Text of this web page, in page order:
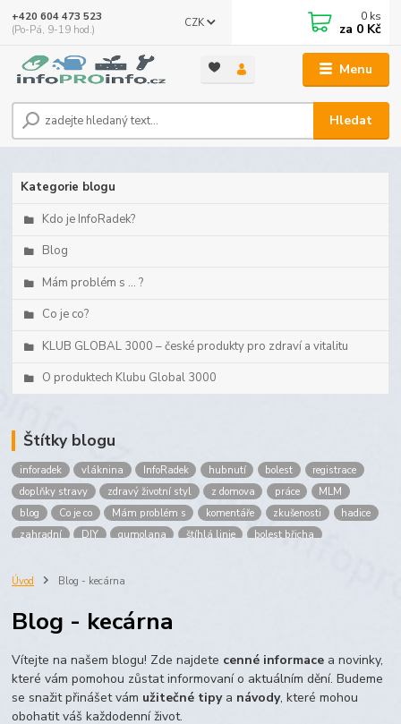
Menu
CZK
Hledat
+420 604 473 523
(Po-Pá, 9-19 hod.)
0 ks
za 0 Kč
Kategorie blogu
Kdo je InfoRadek?
Blog
Mám problém s ... ?
Co je co?
KLUB GLOBAL 3000 – české produkty pro zdraví a vitalitu
O produktech Klubu Global 3000
Štítky blogu
inforadek vláknina InfoRadek hubnutí bolest
registrace
doplňky stravy
zdravý životní styl z domova práce
MLM
blog
Co je co Mám problém s komentáře zkušenosti
hadice
zahradní
DIY gumolana štíhlá linie
bolest břicha
Prokloub
Vláknina
maltodextrin
škrob skrob
Úvod Blog - kecárna
Blog - kecárna
Vítejte na našem blogu! Zde najdete cenné informace a novinky,
které vám pomohou zůstat informovaní o aktuálním dění. Budeme
se snažit přinášet vám užitečné tipya návody, které mohou
obohatit váš každodenní život.